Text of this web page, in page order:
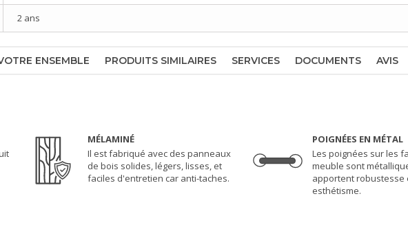
2 ans
ENSEMBLE PRODUITS SIMILAIRES SERVICES DOCUMENTS AVIS
MÉLAMINÉ
Il est fabriqué avec des panneaux
de bois solides, légers, lisses, et
faciles d'entretien car anti-taches.
POIGNÉES EN MÉTAL
Les poignées sur les
meuble sont
apportent robustesse
esthétisme.